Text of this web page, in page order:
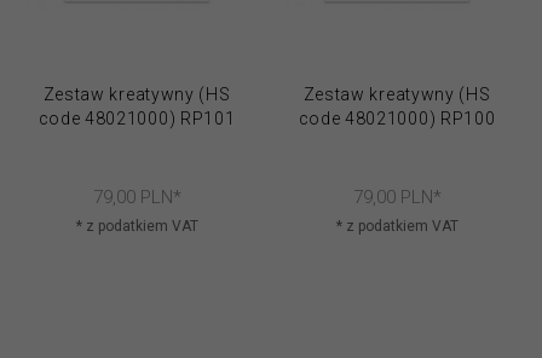
Zestaw kreatywny (HS
code 48021000) RP101
79, 00 PLN*
* z podatkiem VAT
Zestaw kreatywny (HS
code 48021000) RP100
79, 00 PLN*
* z podatkiem VAT